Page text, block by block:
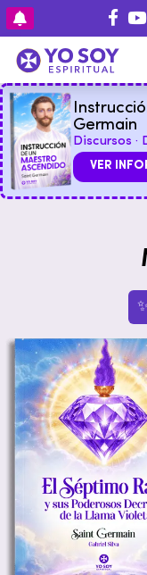
Germain
Discursos ·
VER